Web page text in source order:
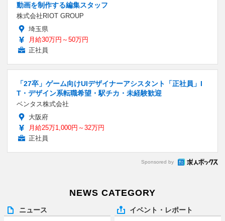
動画を制作する編集スタッフ
株式会社RIOT GROUP
埼玉県
月給30万円～50万円
正社員
「27卒」ゲーム向けUIデザイナーアシスタント「正社員」I
T・デザイン系転職希望・駅チカ・未経験歓迎
ベンタス株式会社
大阪府
月給25万1,000円～32万円
正社員
Sponsored by
NEWS CATEGORY
ニュース イベント・レポート